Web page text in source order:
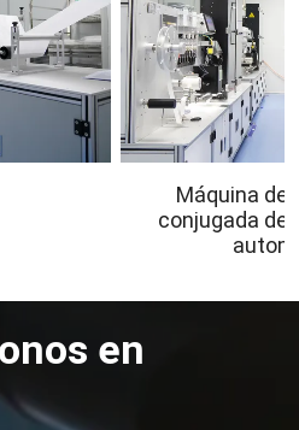
Máquina de
conjugada de
en